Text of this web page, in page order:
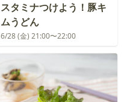
スタミナつけよう！豚キ
ムうどん
6/28 (金) 21:00〜22:00